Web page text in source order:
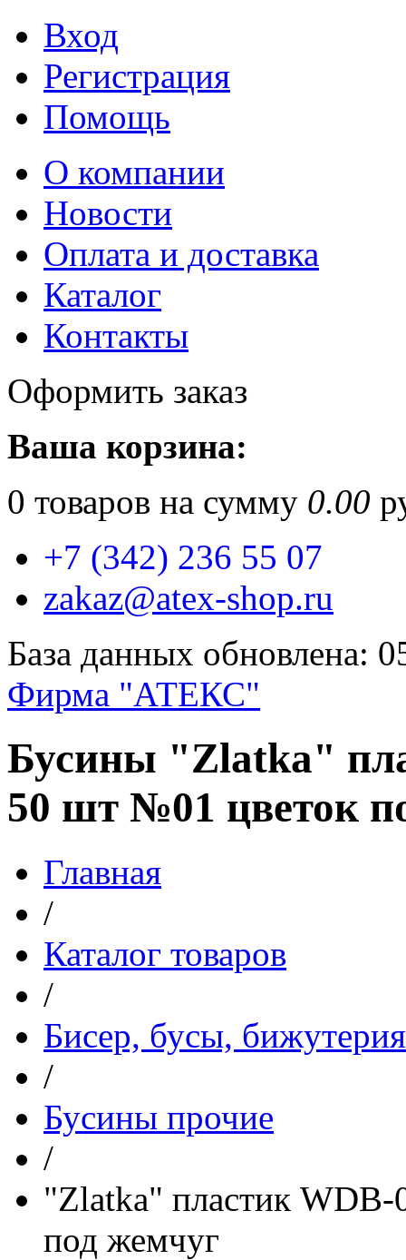
Вход
Регистрация
Помощь
О компании
Новости
Оплата и доставка
Каталог
Контакты
Оформить заказ
Ваша корзина:
0 товаров на сумму 0.00
+7 (342) 236 55 07
zakaz@atex-shop.ru
База данных обновлена:
Фирма "АТЕКС"
Бусины "Zlatka"
50 шт №01 цветок
Главная
/
Каталог товаров
/
Бисер, бусы, бижутерия
/
Бусины прочие
/
"Zlatka" пластик
под жемчуг